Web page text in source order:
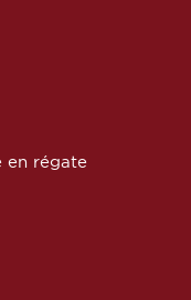
en régate